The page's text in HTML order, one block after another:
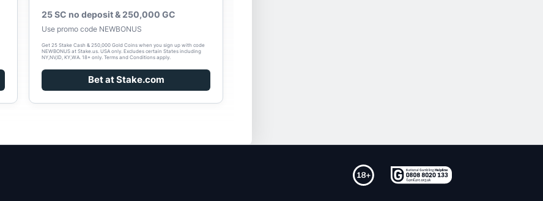
25 SC no deposit & 250,000 GC
Use promo code NEWBONUS
Get 25 Stake Cash & 250,000 Gold Coins when you sign up with code
NEWBONUS at Stake.us. USA only. Excludes certain States including
NY,NV,ID, KY,WA. 18+ only. Terms and Conditions apply.
Bet at Stake.com